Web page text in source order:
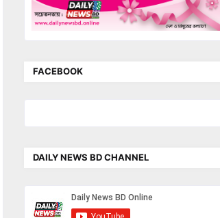
FACEBOOK
DAILY NEWS BD CHANNEL